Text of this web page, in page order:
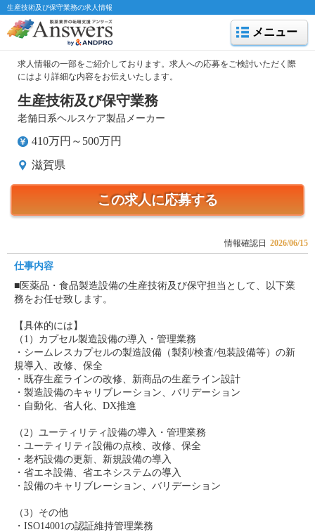
生産技術及び保守業務の求人情報
メニュー
求人情報の一部をご紹介しております。求人への応募をご検討いただく際
にはより詳細な内容をお伝えいたします。
生産技術及び保守業務
老舗日系ヘルスケア製品メーカー
410万円～500万円
滋賀県
この求人に応募する
情報確認日 2026/06/15
仕事内容
■医薬品・食品製造設備の生産技術及び保守担当として、以下業
務をお任せ致します。
【具体的には】
（1）カプセル製造設備の導入・管理業務
・シームレスカプセルの製造設備（製剤/検査/包装設備等）の新
規導入、改修、保全
・既存生産ラインの改修、新商品の生産ライン設計
・製造設備のキャリブレーション、バリデーション
・自動化、省人化、DX推進
（2）ユーティリティ設備の導入・管理業務
・ユーティリティ設備の点検、改修、保全
・老朽設備の更新、新規設備の導入
・省エネ設備、省エネシステムの導入
・設備のキャリブレーション、バリデーション
（3）その他
・ISO14001の認証維持管理業務